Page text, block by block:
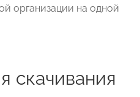
организации на одной
скачивания